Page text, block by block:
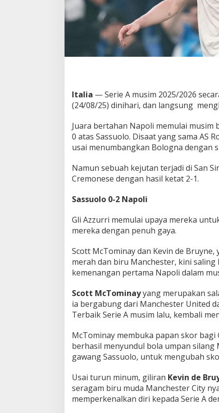
a
n
e
n
a
n
T
a
g
a
n
o
o
n
Italia — Serie A musim 2025/2026
(24/08/25) dinihari, dan langsung
Juara bertahan Napoli memulai musim
0 atas Sassuolo. Disaat yang sama AS
usai menumbangkan Bologna dengan
Namun sebuah kejutan terjadi di San
Cremonese dengan hasil ketat 2-1.
Sassuolo 0-2 Napoli
Gli Azzurri memulai upaya mereka
mereka dengan penuh gaya.
Scott McTominay dan Kevin de
merah dan biru Manchester, kini
kemenangan pertama Napoli dalam
Scott McTominayyang merupakan
ia bergabung dari Manchester United
Terbaik Serie A musim lalu, kembali
McTominay membuka papan skor bagi
berhasil menyundul bola umpan
gawang Sassuolo, untuk mengubah
Usai turun minum, giliran Kevin de
seragam biru muda Manchester City
memperkenalkan diri kepada Serie A